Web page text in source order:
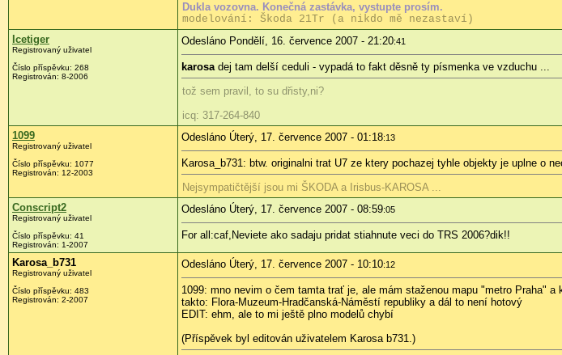
Dukla vozovna. Konečná zastávka, vystupte prosím.
modelování: Škoda 21Tr (a nikdo mě nezastaví)
Icetiger
Registrovaný uživatel
Číslo příspěvku: 268
Registrován: 8-2006
Odesláno Pondělí, 16. července 2007 - 21:20:41
karosa dej tam delší ceduli - vypadá to fakt děsně ty písmenka ve vzduchu ...
tož sem pravil, to su dřisty,ni?
icq: 317-264-840
1099
Registrovaný uživatel
Číslo příspěvku: 1077
Registrován: 12-2003
Odesláno Úterý, 17. července 2007 - 01:18:13
Karosa_b731: btw. originalni trat U7 ze ktery pochazej tyhle objekty je uplne o
Nejsympatičtější jsou mi ŠKODA a Irisbus-KAROSA ...
Conscript2
Registrovaný uživatel
Číslo příspěvku: 41
Registrován: 1-2007
Odesláno Úterý, 17. července 2007 - 08:59:05
For all:caf,Neviete ako sadaju pridat stiahnute veci do TRS 2006?dik!!
Karosa_b731
Registrovaný uživatel
Číslo příspěvku: 483
Registrován: 2-2007
Odesláno Úterý, 17. července 2007 - 10:10:12
1099: mno nevim o čem tamta trať je, ale mám staženou mapu "metro Praha"
takto: Flora-Muzeum-Hradčanská-Náměstí republiky a dál to není hotový
EDIT: ehm, ale to mi ještě plno modelů chybí
(Příspěvek byl editován uživatelem Karosa b731.)